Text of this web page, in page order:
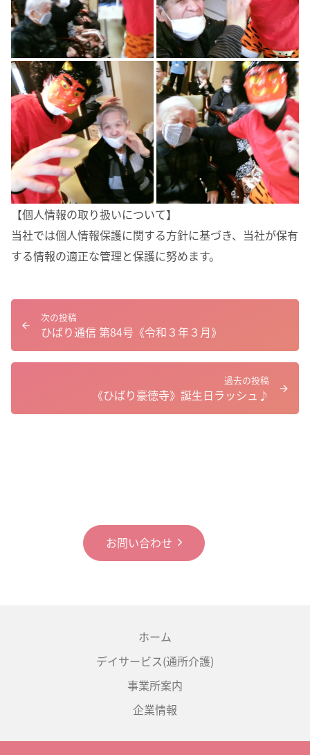
【個人情報の取り扱いについて】
当社では個人情報保護に関する方針に基づき、当社が保有
する情報の適正な管理と保護に努めます。
過去の投稿
《ひばり豪徳寺》誕生日ラッシュ♪
次の投稿
ひばり通信 第84号《令和３年３月》
お問い合わせ
ホーム
デイサービス(通所介護)
事業所案内
企業情報